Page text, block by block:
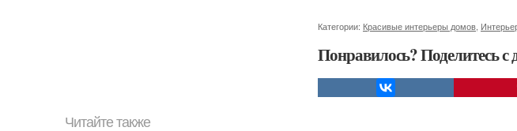
Категории: Красивые интерьеры домов
Понравилось? Поделитесь с
Читайте также